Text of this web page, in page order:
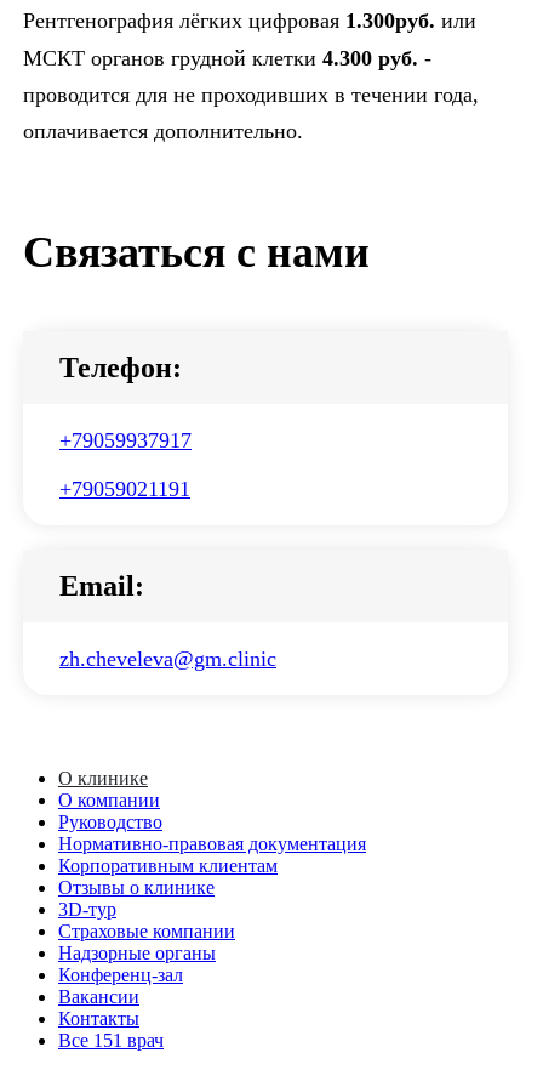
Рентгенография лёгких цифровая 1.300руб. или
МСКТ органов грудной клетки 4.300 руб. -
проводится для не проходивших в течении года,
оплачивается дополнительно.
Связаться с нами
Телефон:
+79059937917
+79059021191
Email:
zh.cheveleva@gm.clinic
О клинике
О компании
Руководство
Нормативно-правовая документация
Корпоративным клиентам
Отзывы о клинике
3D-тур
Страховые компании
Надзорные органы
Конференц-зал
Вакансии
Контакты
Все 151 врач